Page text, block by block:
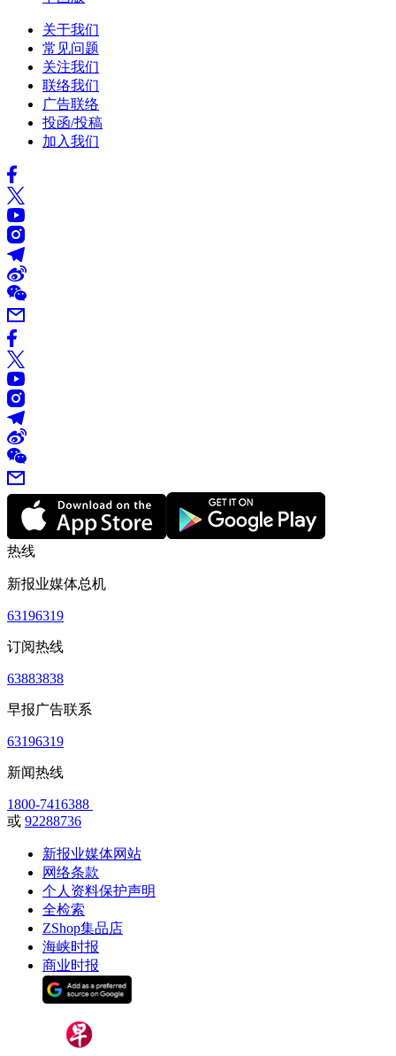
关于我们
常见问题
关注我们
联络我们
广告联络
投函/投稿
加入我们
热线
新报业媒体总机
63196319
订阅热线
63883838
早报广告联系
63196319
新闻热线
1800-7416388
或 92288736
新报业媒体网站
网络条款
个人资料保护声明
全检索
ZShop集品店
海峡时报
商业时报